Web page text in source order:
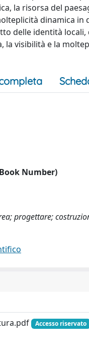
la risorsa del
dinamica
delle identità
la visibilità e la
Number)
progettare;
Accesso riservato